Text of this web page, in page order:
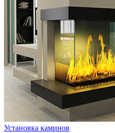
Установка каминов